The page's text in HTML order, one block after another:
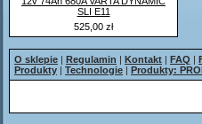
SLI E11
525,00 zł
O sklepie | Regulamin | Kontakt | FAQ |
Produkty | Technologie | Produkty: